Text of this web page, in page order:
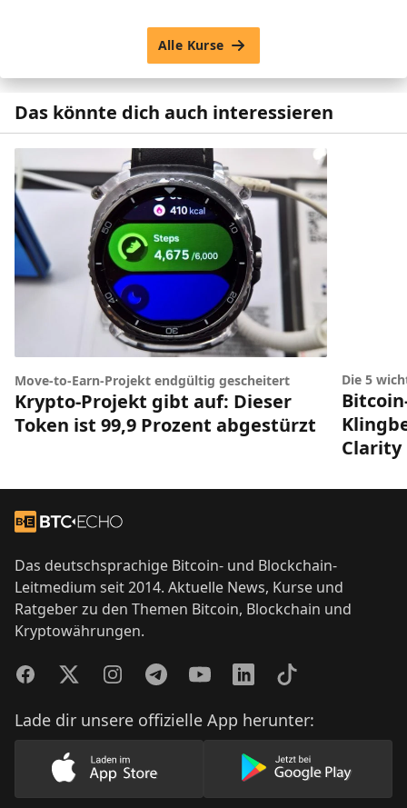
Alle Kurse
Das könnte dich auch interessieren
Move-to-Earn-Projekt endgültig gescheitert
Krypto-Projekt gibt auf: Dieser
Token ist 99,9 Prozent abgestürzt
Die 5
Clarity
Zur Startseite
Das deutschsprachige Bitcoin- und Blockchain-
Leitmedium seit 2014. Aktuelle News, Kurse und
Ratgeber zu den Themen Bitcoin, Blockchain und
Kryptowährungen.
FacebookTwitterInstagramTelegramYouTubeLinkedInTikTok
Lade dir unsere offizielle App herunter:
Lade unsere App im AppStore herunter
Lade unsere